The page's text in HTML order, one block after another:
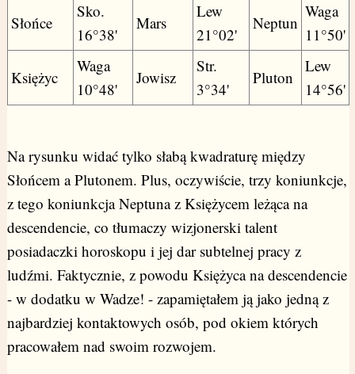
Słońce
Sko.
16°38'
Mars
Lew
21°02'
Neptun
Waga
11°50'
Księżyc
Waga
10°48'
Jowisz
Str.
3°34'
Pluton
Lew
14°56'
Na rysunku widać tylko słabą kwadraturę między
Słońcem a Plutonem. Plus, oczywiście, trzy koniunkcje,
z tego koniunkcja Neptuna z Księżycem leżąca na
descendencie, co tłumaczy wizjonerski talent
posiadaczki horoskopu i jej dar subtelnej pracy z
ludźmi. Faktycznie, z powodu Księżyca na descendencie
- w dodatku w Wadze! - zapamiętałem ją jako jedną z
najbardziej kontaktowych osób, pod okiem których
pracowałem nad swoim rozwojem.